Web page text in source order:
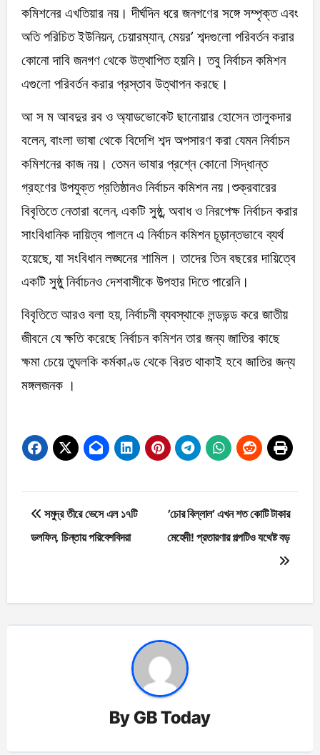
কমিশনের এখতিয়ার নয়। দীর্ঘদিন ধরে জনগণের সঙ্গে সম্পৃক্ত এবং
অতি পরিচিত ইউনিয়ন, চেয়ারম্যান, মেয়র’ শব্দগুলো পরিবর্তন করার
কোনো দাবি জনগণ থেকে উত্থাপিত হয়নি। তবু নির্বাচন কমিশন
এগুলো পরিবর্তন করার প্রস্তাব উত্থাপন করছে।
আ স ম আবদুর রব ও অ্যাডভোকেট ছানোয়ার হোসেন তালুকদার
বলেন, বাংলা ভাষা থেকে বিদেশি শব্দ অপসারণ করা যেমন নির্বাচন
কমিশনের কাজ নয়। তেমন ভাষার প্রশ্নে কোনো সিদ্ধান্ত
গ্রহণের উপযুক্ত প্রতিষ্ঠানও নির্বাচন কমিশন নয়।শুক্রবারের
বিবৃতিতে নেতারা বলেন, একটি সুষ্ঠু, অবাধ ও নিরপেক্ষ নির্বাচন করার
সাংবিধানিক দায়িত্ব পালনে এ নির্বাচন কমিশন চূড়ান্তভাবে ব্যর্থ
হয়েছে, যা সংবিধান লঙ্ঘনের শামিল। তাদের তিন বছরের দায়িত্বে
একটি সুষ্ঠু নির্বাচনও দেশবাসীকে উপহার দিতে পারেনি।
বিবৃতিতে আরও বলা হয়, নির্বাচনী ব্যবস্থাকে লন্ডভন্ড করে জাতীয়
জীবনে যে ক্ষতি করেছে নির্বাচন কমিশন তার জন্য জাতির কাছে
ক্ষমা চেয়ে তুঘলকি কর্মকাণ্ড থেকে বিরত থাকাই হবে জাতির জন্য
মঙ্গলজনক ।
Post
navigation
সমুদ্র তীরে ভেসে এল ১৭টি
ডলফিন, চিন্তায় পরিবেশবিদরা
’চোর বিল্লাল’ এখন শত কোটি টাকার
মেহেদী! প্রতারণার গল্পটিও যথেষ্ট বড়
ByGB Today